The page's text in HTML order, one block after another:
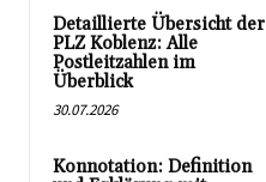
Detaillierte Übersicht der
PLZ Koblenz: Alle
Postleitzahlen im
Überblick
30.07.2026
Konnotation: Definition